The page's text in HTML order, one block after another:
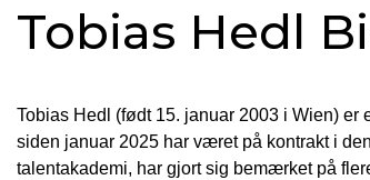
Tobias Hedl
Tobias Hedl (født 15. januar 2003 i Wien)
siden januar 2025 har været på kontrakt i
talentakademi, har gjort sig bemærket på